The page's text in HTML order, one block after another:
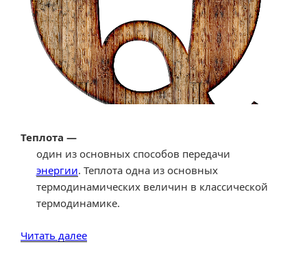
Теплота —
один из основных способов передачи
энергии. Теплота одна из основных
термодинамических величин в классической
термодинамике.
Читать далее«Справка